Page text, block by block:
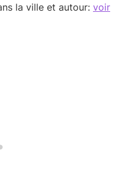
la ville et autour: voir